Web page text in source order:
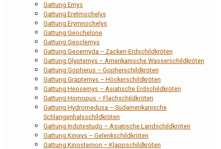
Gattung Emys
Gattung Eretmochelys
Gattung Erymnochelys
Gattung Geochelone
Gattung Geoclemys
Gattung Geoemyda – Zacken-Erdschildkröten
Gattung Glyptemys – Amerikanische Wasserschildkröten
Gattung Gopherus – Gopherschildkröten
Gattung Graptemys – Höckerschildkröten
Gattung Heosemys – Asiatische Erdschildkröten
Gattung Homopus – Flachschildkröten
Gattung Hydromedusa – Südamerikanische
Schlangenhalsschildkröten
Gattung Indotestudo – Asiatische Landschildkröten
Gattung Kinixys – Gelenkschildkröten
Gattung Kinosternon – Klappschildkröten